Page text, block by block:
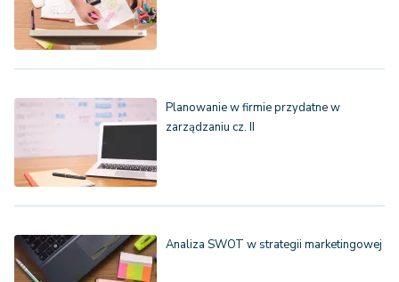
Planowanie w firmie przydatne w
zarządzaniu cz. II
Analiza SWOT w strategii marketingowej